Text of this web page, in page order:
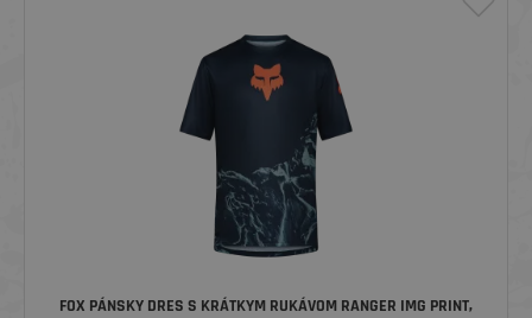
FOX PÁNSKY DRES S KRÁTKYM RUKÁVOM RANGER IMG PRINT,